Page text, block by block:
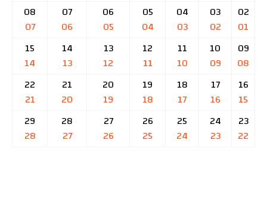
02
01
03
02
04
03
05
04
06
05
07
06
08
07
09
08
10
09
11
10
12
11
13
12
14
13
15
14
16
15
17
16
18
17
19
18
20
19
21
20
22
21
23
22
24
23
25
24
26
25
27
26
28
27
29
28